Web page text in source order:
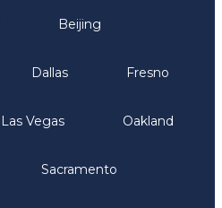
Beijing
Dallas Fresno
Las Vegas Oakland
Sacramento